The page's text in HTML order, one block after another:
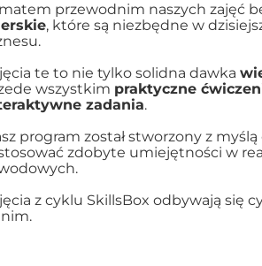
przewodnim naszych zajęć
, które są niezbędne w
te to nie tylko solidna dawka
wszystkim praktyczne
zadania.
program został stworzony z myślą
zdobyte umiejętności w
z cyklu SkillsBox odbywają się